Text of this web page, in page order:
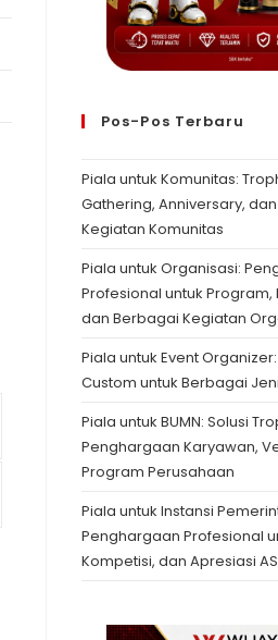
Pos-Pos Terbaru
Piala untuk Komunitas:
Gathering, Anniversary,
Kegiatan Komunitas
Piala untuk Organisasi:
Profesional untuk
dan Berbagai Kegiatan
Piala untuk Event
Custom untuk Berbagai
Piala untuk BUMN: Solusi
Penghargaan Karyawan,
Program Perusahaan
Piala untuk Instansi
Penghargaan Profesional
Kompetisi, dan Apresiasi